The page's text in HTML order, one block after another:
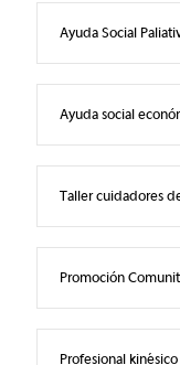
Ayuda Social
Ayuda social
Taller cuidadores
Promoción
Profesional kinésico